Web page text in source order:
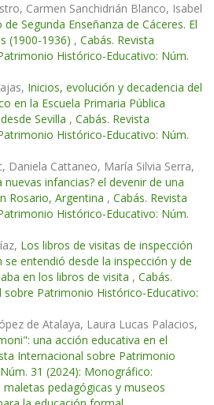
Carmen Sanchidrián Blanco, Isabel
Segunda Enseñanza de Cáceres. El
(1900-1936) , Cabás. Revista
Histórico-Educativo: Núm.
Inicios, evolución y decadencia del
en la Escuela Primaria Pública
Sevilla , Cabás. Revista
Histórico-Educativo: Núm.
Daniela Cattaneo, María Silvia Serra,
infancias? el devenir de una
Rosario, Argentina , Cabás. Revista
Histórico-Educativo: Núm.
Los libros de visitas de inspección
entendió desde la inspección y de
en los libros de visita , Cabás.
sobre Patrimonio Histórico-Educativo:
de Atalaya, Laura Lucas Palacios,
una acción educativa en el
Internacional sobre Patrimonio
31 (2024): Monográfico:
pedagógicas y museos